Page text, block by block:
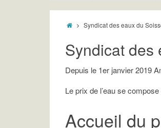
Syndicat des eaux du
Syndicat des
Depuis le 1er janvier 2019
Le prix de l’eau se
Accueil du